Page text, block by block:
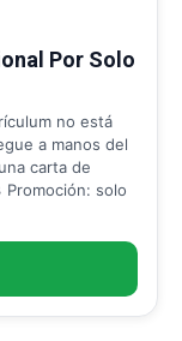
Por Solo
no está
a manos del
carta de
Promoción: solo